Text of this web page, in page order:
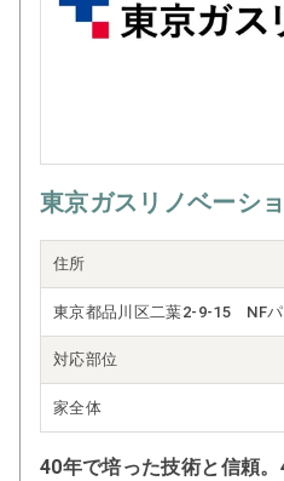
東京ガスリノベーシ
住所
東京都品川区二葉2-9-15 NFパ
対応部位
家全体
40年で培った技術と信頼。